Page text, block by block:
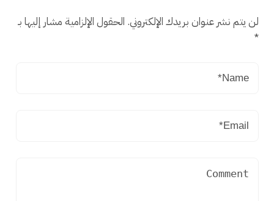
لن يتم نشر عنوان بريدك الإلكتروني. الحقول الإلزامية مشار إليها بـ
*